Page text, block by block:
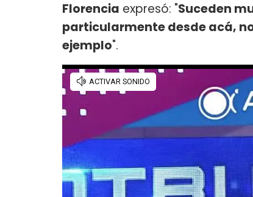
Florencia expresó: "Suceden
particularmente desde acá,
ejemplo".